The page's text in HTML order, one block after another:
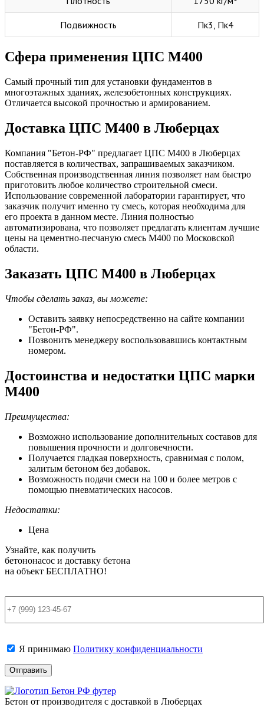
Подвижность Пк3, Пк4
Сфера применения ЦПС М400
Самый прочный тип для установки фундаментов в
многоэтажных зданиях, железобетонных конструкциях.
Отличается высокой прочностью и армированием.
Доставка ЦПС М400 в Люберцах
Компания "Бетон-РФ" предлагает ЦПС М400 в Люберцах
поставляется в количествах, запрашиваемых заказчиком.
Собственная производственная линия позволяет нам быстро
приготовить любое количество строительной смеси.
Использование современной лаборатории гарантирует, что
заказчик получит именно ту смесь, которая необходима для
его проекта в данном месте. Линия полностью
автоматизирована, что позволяет предлагать клиентам лучшие
цены на цементно-песчаную смесь М400 по Московской
области.
Заказать ЦПС М400 в Люберцах
Чтобы сделать заказ, вы можете:
Оставить заявку непосредственно на сайте компании
"Бетон-РФ".
Позвонить менеджеру воспользовавшись контактным
номером.
Достоинства и недостатки ЦПС марки
М400
Преимущества:
Возможно использование дополнительных составов для
повышения прочности и долговечности.
Получается гладкая поверхность, сравнимая с полом,
залитым бетоном без добавок.
Возможность подачи смеси на 100 и более метров с
помощью пневматических насосов.
Недостатки:
Цена
Узнайте, как получить
бетононасос и доставку бетона
на объект БЕСПЛАТНО!
Я принимаю Политику конфиденциальности
Бетон от производителя с доставкой в Люберцах